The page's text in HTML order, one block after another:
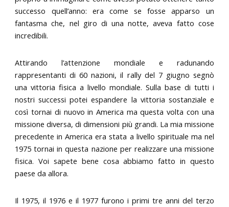
successo quell’anno: era come se fosse apparso un
fantasma che, nel giro di una notte, aveva fatto cose
incredibili.
Attirando l’attenzione mondiale e radunando
rappresentanti di 60 nazioni, il rally del 7 giugno segnò
una vittoria fisica a livello mondiale. Sulla base di tutti i
nostri successi potei espandere la vittoria sostanziale e
così tornai di nuovo in America ma questa volta con una
missione diversa, di dimensioni più grandi. La mia missione
precedente in America era stata a livello spirituale ma nel
1975 tornai in questa nazione per realizzare una missione
fisica. Voi sapete bene cosa abbiamo fatto in questo
paese da allora.
Il 1975, il 1976 e il 1977 furono i primi tre anni del terzo